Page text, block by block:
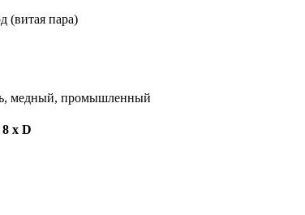
(витая пара)
медный, промышленный
x D